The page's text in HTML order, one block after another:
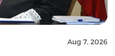
Aug 7, 2026